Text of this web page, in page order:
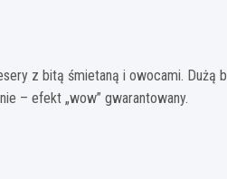
z bitą śmietaną i owocami. Dużą
– efekt „wow” gwarantowany.